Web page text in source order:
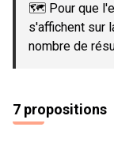
🗺️ Pour que
s'affichent sur
nombre de
7 propositions